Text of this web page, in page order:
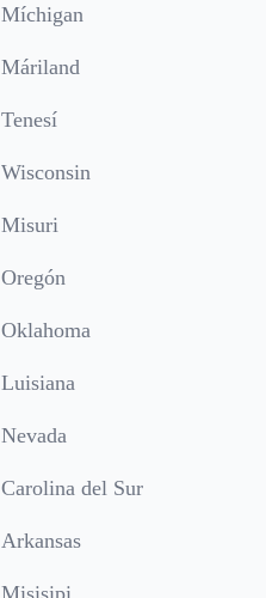
Míchigan
Máriland
Tenesí
Wisconsin
Misuri
Oregón
Oklahoma
Luisiana
Nevada
Carolina del Sur
Arkansas
Misisipi